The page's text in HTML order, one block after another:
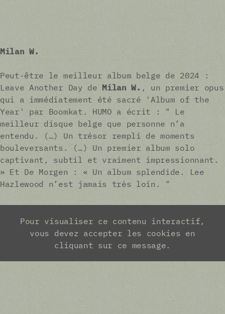
Milan W.
Peut-être le meilleur album belge de 2024 :
Leave Another Day de Milan W. , un premier opus
qui a immédiatement été sacré 'Album of the
Year' par Boomkat. HUMO a écrit : " Le
meilleur disque belge que personne n’a
entendu. (…) Un trésor rempli de moments
bouleversants. (…) Un premier album solo
captivant, subtil et vraiment impressionnant.
» Et De Morgen : « Un album splendide. Lee
Hazlewood n’est jamais très loin. "